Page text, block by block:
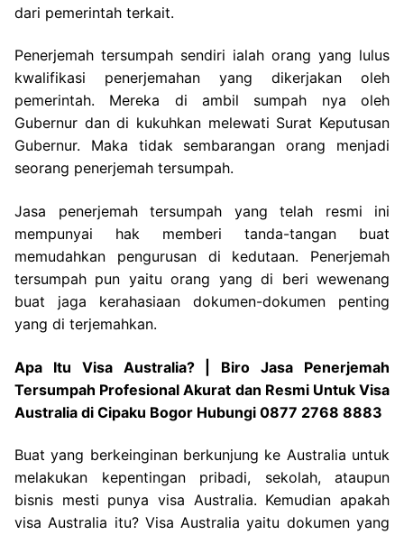
dari pemerintah terkait.
Penerjemah tersumpah sendiri ialah orang yang lulus
kwalifikasi penerjemahan yang dikerjakan oleh
pemerintah. Mereka di ambil sumpah nya oleh
Gubernur dan di kukuhkan melewati Surat Keputusan
Gubernur. Maka tidak sembarangan orang menjadi
seorang penerjemah tersumpah.
Jasa penerjemah tersumpah yang telah resmi ini
mempunyai hak memberi tanda-tangan buat
memudahkan pengurusan di kedutaan. Penerjemah
tersumpah pun yaitu orang yang di beri wewenang
buat jaga kerahasiaan dokumen-dokumen penting
yang di terjemahkan.
Apa Itu Visa Australia? | Biro Jasa Penerjemah
Tersumpah Profesional Akurat dan Resmi Untuk Visa
Australia di Cipaku Bogor Hubungi 0877 2768 8883
Buat yang berkeinginan berkunjung ke Australia untuk
melakukan kepentingan pribadi, sekolah, ataupun
bisnis mesti punya visa Australia. Kemudian apakah
visa Australia itu? Visa Australia yaitu dokumen yang